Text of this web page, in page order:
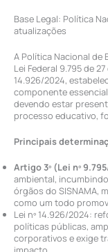
Base Legal: Política
atualizações
A Política Nacional de
Lei Federal 9.795 de
14.926/2024,
componente
devendo estar
processo educativo,
Principais
Artigo 3º (Lei nº
ambiental,
órgãos do SISNAMA,
como um todo
Lei nº 14.926/2024:
políticas públicas,
corporativos e exige